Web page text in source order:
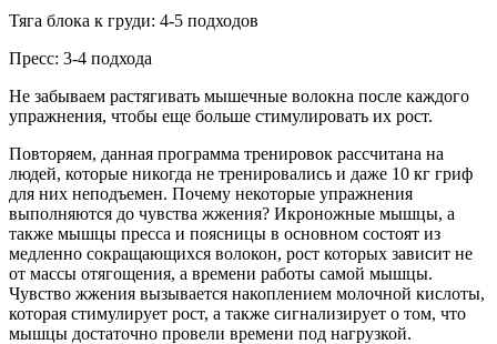
Тяга блока к груди: 4-5 подходов
Пресс: 3-4 подхода
Не забываем растягивать мышечные волокна после каждого
упражнения, чтобы еще больше стимулировать их рост.
Повторяем, данная программа тренировок рассчитана на
людей, которые никогда не тренировались и даже 10 кг гриф
для них неподъемен. Почему некоторые упражнения
выполняются до чувства жжения? Икроножные мышцы, а
также мышцы пресса и поясницы в основном состоят из
медленно сокращающихся волокон, рост которых зависит не
от массы отягощения, а времени работы самой мышцы.
Чувство жжения вызывается накоплением молочной кислоты,
которая стимулирует рост, а также сигнализирует о том, что
мышцы достаточно провели времени под нагрузкой.